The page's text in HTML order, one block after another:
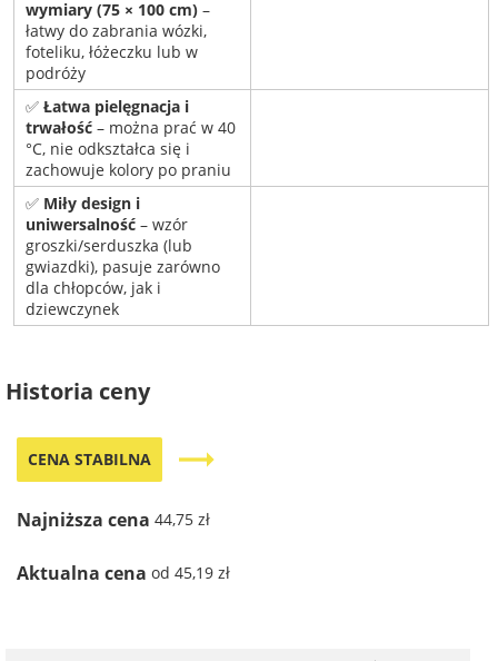
wymiary (75 × 100 cm)–
łatwy do zabrania wózki,
foteliku, łóżeczku lub w
podróży
✅ Łatwa pielęgnacja i
trwałość– można prać w 40
°C, nie odkształca się i
zachowuje kolory po praniu
✅ Miły design i
uniwersalność– wzór
groszki/serduszka (lub
gwiazdki), pasuje zarówno
dla chłopców, jak i
dziewczynek
Historia ceny
CENA STABILNA trending_flat
Najniższa cena 44,75 zł
Aktualna cena od 45,19 zł